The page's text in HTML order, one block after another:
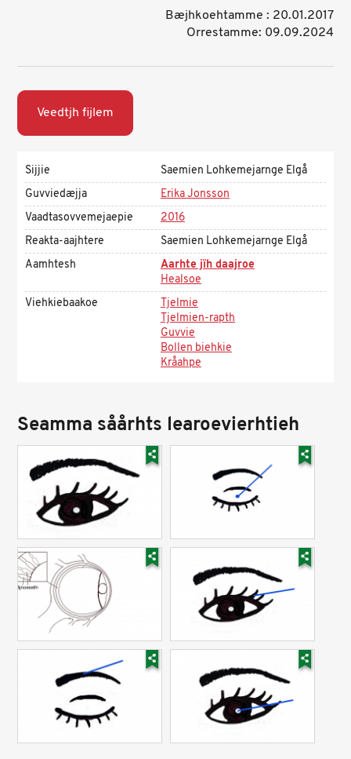
Bæjhkoehtamme : 20.01.2017
Orrestamme: 09.09.2024
Veedtjh fijlem
Sijjie
Saemien Lohkemejarnge Elgå
Guvviedæjja
Erika Jonsson
Vaadtasovvemejaepie
2016
Reakta-aajhtere
Saemien Lohkemejarnge Elgå
Aamhtesh
Aarhte jïh daajroe
Healsoe
Viehkiebaakoe
Tjelmie
Tjelmien-rapth
Guvvie
Bollen biehkie
Kråahpe
Seamma såårhts learoevierhtieh